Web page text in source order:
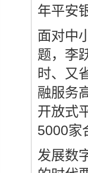
年平安
面对中
题，李
时、又
融服务
开放式
5000家
发展数